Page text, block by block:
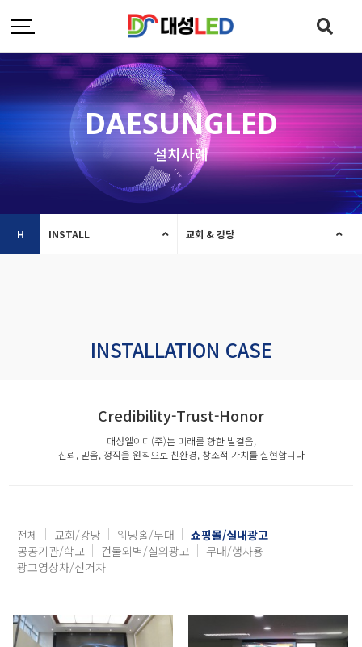
DAESUNGLED
설치사례
H INSTALL 교회 & 강당
INSTALLATION CASE
Credibility-Trust-Honor
대성엘이디(주)는 미래를 향한 발걸음,
신뢰, 믿음, 정직을 원칙으로 친환경, 창조적 가치를 실현합니다
전체 교회/강당 웨딩홀/무대
쇼핑몰/실내광고
공공기관/학교
건물외벽/실외광고
무대/행사용
광고영상차/선거차